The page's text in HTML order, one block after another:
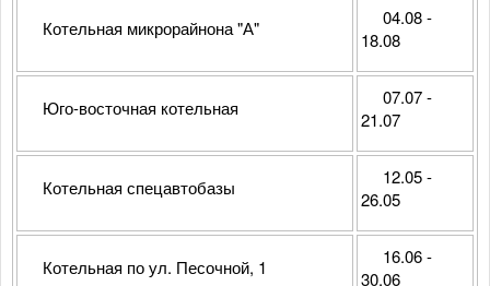
Котельная микрорайнона "А"
04.08 -
18.08
Юго-восточная котельная
07.07 -
21.07
Котельная спецавтобазы
12.05 -
26.05
Котельная по ул. Песочной, 1
16.06 -
30.06